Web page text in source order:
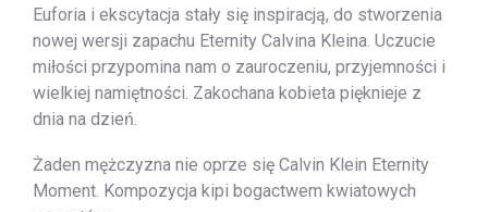
Euforia i ekscytacja stały się inspiracją, do stworzenia
nowej wersji zapachu Eternity Calvina Kleina. Uczucie
miłości przypomina nam o zauroczeniu, przyjemności i
wielkiej namiętności. Zakochana kobieta pięknieje z
dnia na dzień.
Żaden mężczyzna nie oprze się Calvin Klein Eternity
Moment. Kompozycja kipi bogactwem kwiatowych